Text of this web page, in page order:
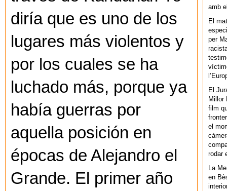
diría que es uno de los
lugares más violentos y
por los cuales se ha
luchado más, porque ya
había guerras por
aquella posición en
épocas de Alejandro el
Grande. El primer año
amb
El
per
El
Millor
film
el
rodar
La
en